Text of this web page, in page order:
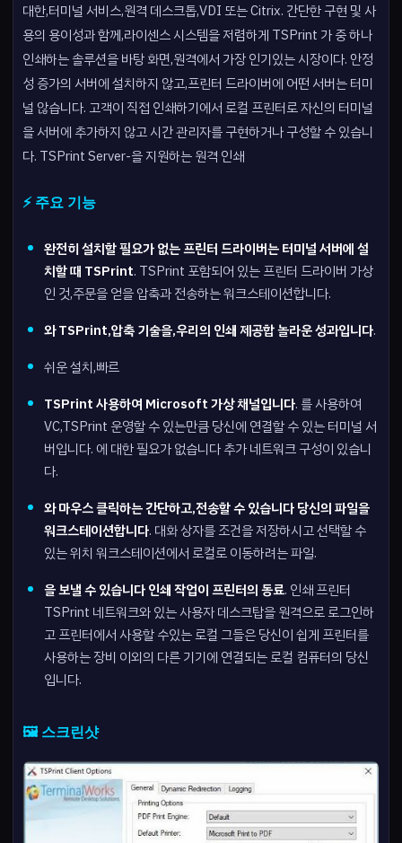
대한,터미널 서비스,원격 데스크톱,VDI 또는 Citrix. 간단한 구현 및 사
용의 용이성과 함께,라이센스 시스템을 저렴하게 TSPrint 가 중 하나
인쇄하는 솔루션을 바탕 화면,원격에서 가장 인기있는 시장이다. 안정
성 증가의 서버에 설치하지 않고,프린터 드라이버에 어떤 서버는 터미
널 않습니다. 고객이 직접 인쇄하기에서 로컬 프린터로 자신의 터미널
을 서버에 추가하지 않고 시간 관리자를 구현하거나 구성할 수 있습니
다. TSPrint Server-을 지원하는 원격 인쇄
⚡ 주요 기능
완전히 설치할 필요가 없는 프린터 드라이버는 터미널 서버에 설
치할 때 TSPrint. TSPrint 포함되어 있는 프린터 드라이버 가상
인 것,주문을 얻을 압축과 전송하는 워크스테이션합니다.
와 TSPrint,압축 기술을,우리의 인쇄 제공합 놀라운 성과입니다.
쉬운 설치,빠르
TSPrint 사용하여 Microsoft 가상 채널입니다. 를 사용하여
VC,TSPrint 운영할 수 있는만큼 당신에 연결할 수 있는 터미널 서
버입니다. 에 대한 필요가 없습니다 추가 네트워크 구성이 있습니
다.
와 마우스 클릭하는 간단하고,전송할 수 있습니다 당신의 파일을
워크스테이션합니다. 대화 상자를 조건을 저장하시고 선택할 수
있는 위치 워크스테이션에서 로컬로 이동하려는 파일.
을 보낼 수 있습니다 인쇄 작업이 프린터의 동료. 인쇄 프린터
TSPrint 네트워크와 있는 사용자 데스크탑을 원격으로 로그인하
고 프린터에서 사용할 수있는 로컬 그들은 당신이 쉽게 프린터를
사용하는 장비 이외의 다른 기기에 연결되는 로컬 컴퓨터의 당신
입니다.
🖼️ 스크린샷